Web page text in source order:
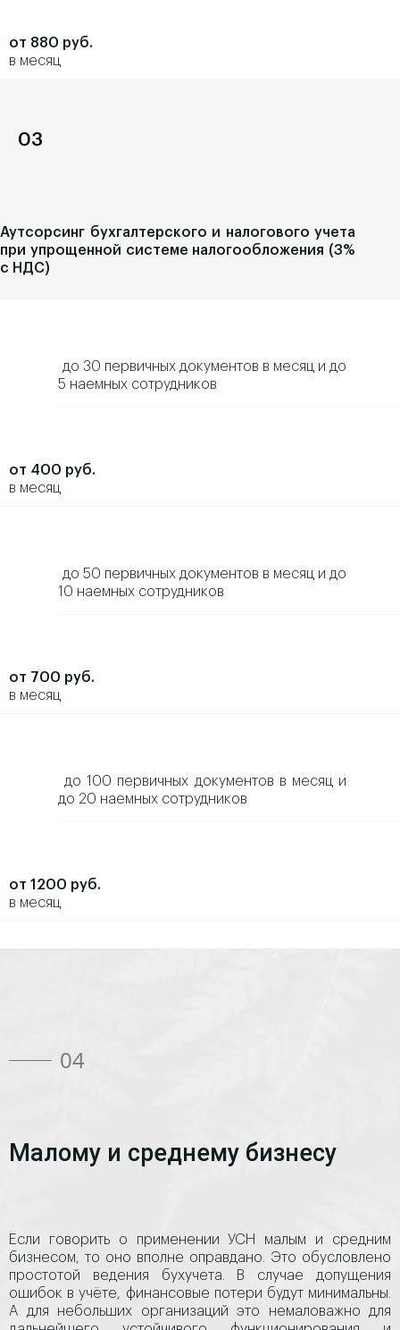
от 880 руб.
в месяц
03
Аутсорсинг бухгалтерского и налогового учета
при упрощенной системе налогообложения (3%
с НДС)
до 30 первичных документов в месяц и до
5 наемных сотрудников
от 400 руб.
в месяц
до 50 первичных документов в месяц и до
10 наемных сотрудников
от 700 руб.
в месяц
до 100 первичных документов в месяц и
до 20 наемных сотрудников
от 1200 руб.
в месяц
04
Малому и среднему бизнесу
Если говорить о применении УСН малым и средним
бизнесом, то оно вполне оправдано. Это обусловлено
простотой ведения бухучета. В случае допущения
ошибок в учёте, финансовые потери будут минимальны.
А для небольших организаций это немаловажно для